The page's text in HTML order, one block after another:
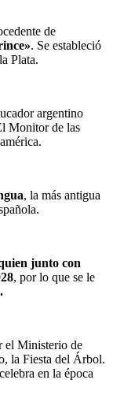
de
. Se estableció
Plata.
argentino
Monitor de las
, la más antigua
junto con
, por lo que se le
el Ministerio de
la Fiesta del Árbol.
en la época